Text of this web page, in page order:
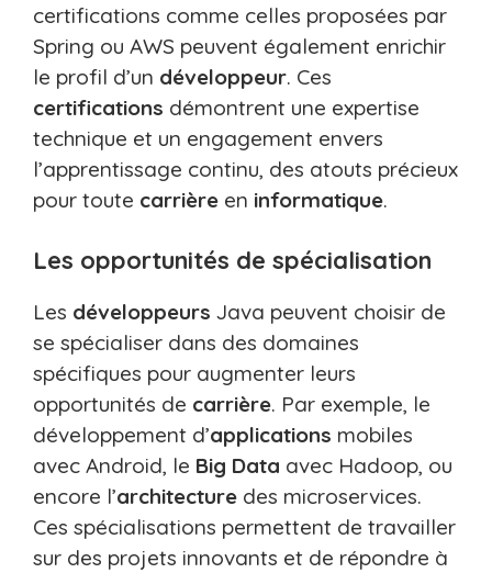
certifications comme celles proposées par
Spring ou AWS peuvent également enrichir
le profil d’un développeur. Ces
certifications démontrent une expertise
technique et un engagement envers
l’apprentissage continu, des atouts précieux
pour toute carrière en informatique.
Les opportunités de spécialisation
Les développeurs Java peuvent choisir de
se spécialiser dans des domaines
spécifiques pour augmenter leurs
opportunités de carrière. Par exemple, le
développement d’applications mobiles
avec Android, le Big Data avec Hadoop, ou
encore l’architecture des microservices.
Ces spécialisations permettent de travailler
sur des projets innovants et de répondre à